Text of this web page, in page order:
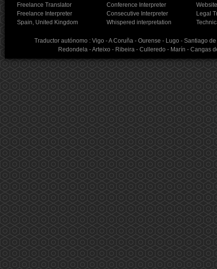
Freelance Translator
Freelance Interpreter
Spain, United Kingdom
Conference Interpreter
Consecutive Interpreter
Whispered interpretation
Legal
Traductor autónomo : Vigo - A Coruña - Ourense - Lugo - Santiago
Redondela - Arteixo - Ribeira - Culleredo - Marín - Cangas